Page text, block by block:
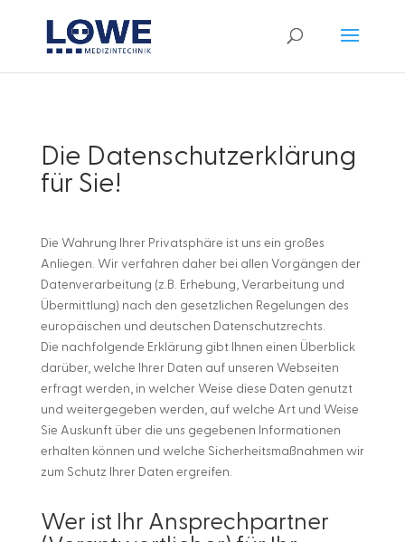
Die Datenschutzerklärung
für Sie!
Die Wahrung Ihrer Privatsphäre ist uns ein großes
Anliegen. Wir verfahren daher bei allen Vorgängen der
Datenverarbeitung (z.B. Erhebung, Verarbeitung und
Übermittlung) nach den gesetzlichen Regelungen des
europäischen und deutschen Datenschutzrechts.
Die nachfolgende Erklärung gibt Ihnen einen Überblick
darüber, welche Ihrer Daten auf unseren Webseiten
erfragt werden, in welcher Weise diese Daten genutzt
und weitergegeben werden, auf welche Art und Weise
Sie Auskunft über die uns gegebenen Informationen
erhalten können und welche Sicherheitsmaßnahmen wir
zum Schutz Ihrer Daten ergreifen.
Wer ist Ihr Ansprechpartner